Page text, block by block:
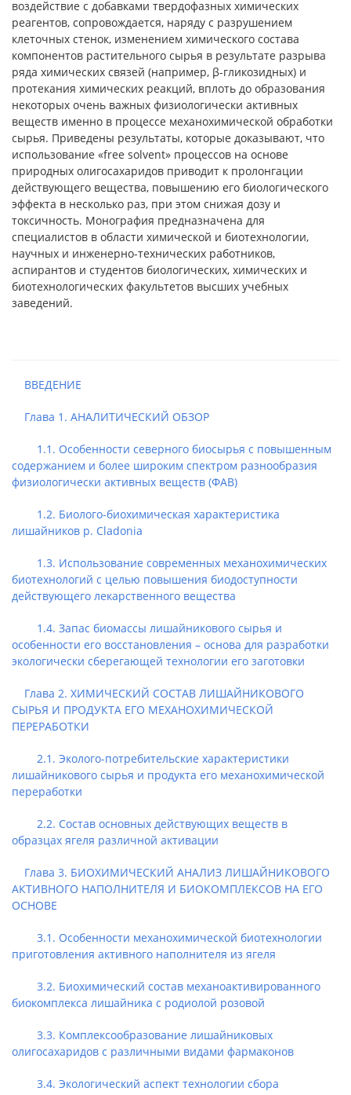
воздействие с добавками твердофазных химических
реагентов, сопровождается, наряду с разрушением
клеточных стенок, изменением химического состава
компонентов растительного сырья в результате разрыва
ряда химических связей (например, β-гликозидных) и
протекания химических реакций, вплоть до образования
некоторых очень важных физиологически активных
веществ именно в процессе механохимической обработки
сырья. Приведены результаты, которые доказывают, что
использование «free solvent» процессов на основе
природных олигосахаридов приводит к пролонгации
действующего вещества, повышению его биологического
эффекта в несколько раз, при этом снижая дозу и
токсичность. Монография предназначена для
специалистов в области химической и биотехнологии,
научных и инженерно-технических работников,
аспирантов и студентов биологических, химических и
биотехнологических факультетов высших учебных
заведений.
ВВЕДЕНИЕ
Глава 1. АНАЛИТИЧЕСКИЙ ОБЗОР
1.1. Особенности северного биосырья с повышенным
содержанием и более широким спектром разнообразия
физиологически активных веществ (ФАВ)
1.2. Биолого-биохимическая характеристика
лишайников р. Cladonia
1.3. Использование современных механохимических
биотехнологий с целью повышения биодоступности
действующего лекарственного вещества
1.4. Запас биомассы лишайникового сырья и
особенности его восстановления – основа для разработки
экологически сберегающей технологии его заготовки
Глава 2. ХИМИЧЕСКИЙ СОСТАВ ЛИШАЙНИКОВОГО
СЫРЬЯ И ПРОДУКТА ЕГО МЕХАНОХИМИЧЕСКОЙ
ПЕРЕРАБОТКИ
2.1. Эколого-потребительские характеристики
лишайникового сырья и продукта его механохимической
переработки
2.2. Состав основных действующих веществ в
образцах ягеля различной активации
Глава 3. БИОХИМИЧЕСКИЙ АНАЛИЗ ЛИШАЙНИКОВОГО
АКТИВНОГО НАПОЛНИТЕЛЯ И БИОКОМПЛЕКСОВ НА ЕГО
ОСНОВЕ
3.1. Особенности механохимической биотехнологии
приготовления активного наполнителя из ягеля
3.2. Биохимический состав механоактивированного
биокомплекса лишайника с родиолой розовой
3.3. Комплексообразование лишайниковых
олигосахаридов с различными видами фармаконов
3.4. Экологический аспект технологии сбора